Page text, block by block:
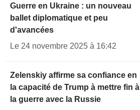
Guerre en Ukraine : un nouveau
ballet diplomatique et peu
d'avancées
Le 24 novembre 2025 à 16:42
Zelenskiy affirme sa confiance en
la capacité de Trump à mettre fin à
la guerre avec la Russie